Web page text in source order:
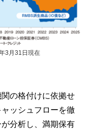
3月31日現在
の格付けに依拠せ
ッシュフローを徹
分析し、満期保有